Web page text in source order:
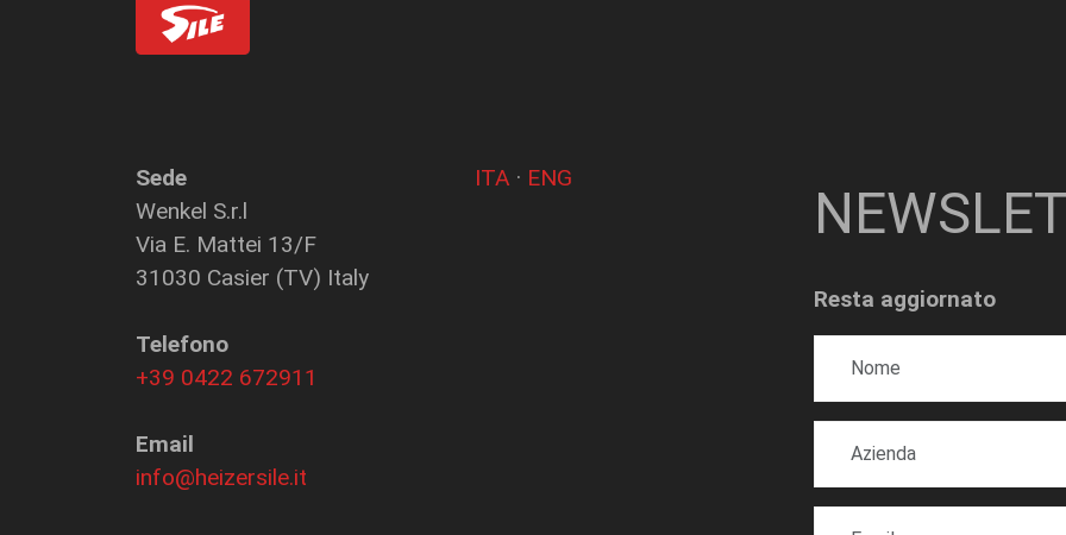
Sede
Wenkel S.r.l
Via E. Mattei 13/F
31030 Casier (TV) Italy
Telefono
+39 0422 672911
Email
info@heizersile.it
ITA · ENG
Resta aggiornato